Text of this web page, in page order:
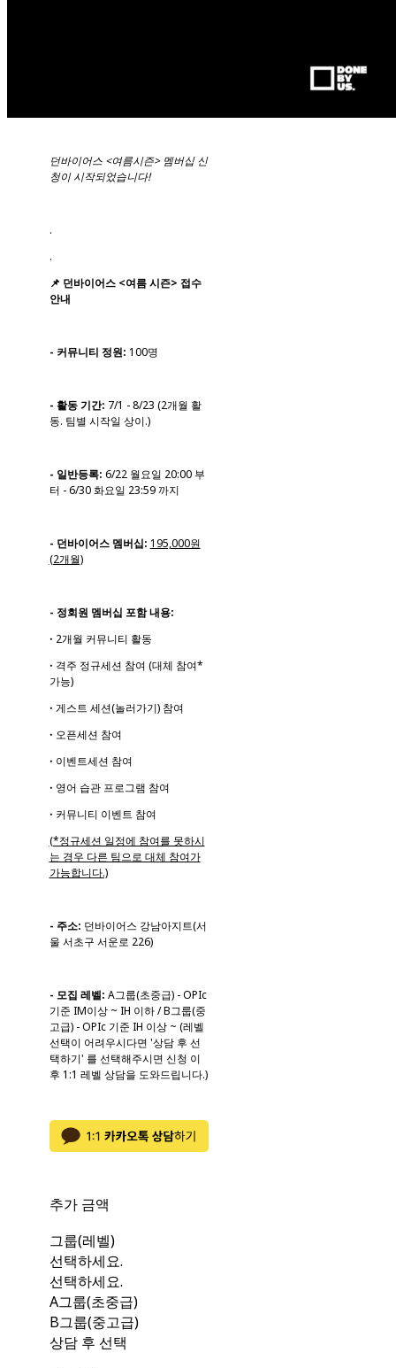
던바이어스 <여름시즌> 멤버십 신
청이 시작되었습니다!
.
.
📌 던바이어스 <여름 시즌> 접수
안내
- 커뮤니티 정원: 100명
- 활동 기간: 7/1 - 8/23 (2개월 활
동. 팀별 시작일 상이.)
- 일반등록: 6/22 월요일 20:00 부
터 - 6/30 화요일 23:59 까지
- 던바이어스 멤버십: 195,000원
(2개월)
- 정회원 멤버십 포함 내용:
ꞏ 2개월 커뮤니티 활동
ꞏ 격주 정규세션 참여 (대체 참여*
가능)
ꞏ 게스트 세션(놀러가기) 참여
ꞏ 오픈세션 참여
ꞏ 이벤트세션 참여
ꞏ 영어 습관 프로그램 참여
ꞏ 커뮤니티 이벤트 참여
(*정규세션 일정에 참여를 못하시
는 경우 다른 팀으로 대체 참여가
가능합니다.)
- 주소: 던바이어스 강남아지트(서
울 서초구 서운로 226)
- 모집 레벨: A그룹(초중급) - OPIc
기준 IM이상 ~ IH 이하 / B그룹(중
고급) - OPIc 기준 IH 이상 ~ (레벨
선택이 어려우시다면 '상담 후 선
택하기' 를 선택해주시면 신청 이
후 1:1 레벨 상담을 도와드립니다.)
추가 금액
그룹(레벨)
선택하세요.
선택하세요.
A그룹(초중급)
B그룹(중고급)
상담 후 선택